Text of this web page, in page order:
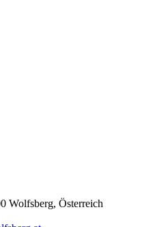
Wolfsberg, Österreich